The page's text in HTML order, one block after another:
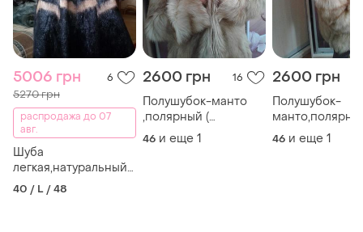
5006 грн 6
5270 грн
распродажа до 07
авг.
Шуба
легкая,натуральный
мех нутрии,меховое
пальто оверсайз
40 / L / 48
2600 грн 16
Полушубок-манто
,полярный (
песец)айс-крим
карманы отделаны
46 и еще 1
2600 грн
Полушубок-
песец)айс-
карманы
46 и еще 1